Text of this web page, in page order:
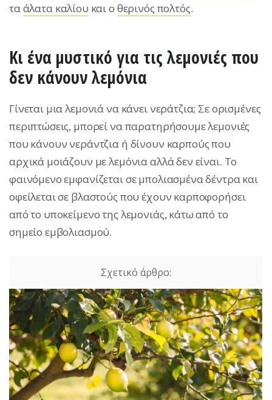
ταάλατα καλίου και ο θερινός πολτός.
Κι ένα μυστικό για τις λεμονιές που
δεν κάνουν λεμόνια
Γίνεται μια λεμονιά να κάνει νεράτζια; Σε ορισμένες
περιπτώσεις, μπορεί να παρατηρήσουμε λεμονιές
που κάνουν νεράντζια ή δίνουν καρπούς που
αρχικά μοιάζουν με λεμόνια αλλά δεν είναι. Το
φαινόμενο εμφανίζεται σε μπολιασμένα δέντρα και
οφείλεται σε βλαστούς που έχουν καρποφορήσει
από το υποκείμενο της λεμονιάς, κάτω από το
σημείο εμβολιασμού.